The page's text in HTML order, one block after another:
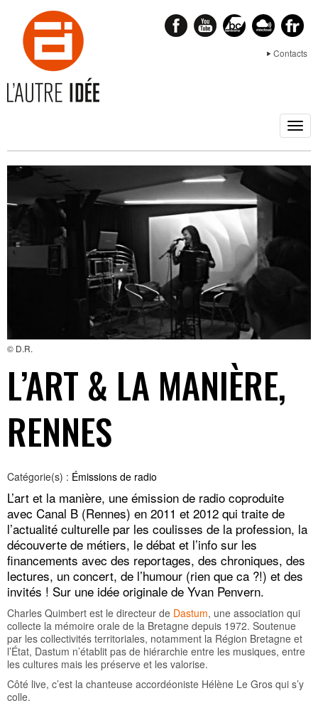
Contacts
© D.R.
L’ART & LA MANIÈRE,
RENNES
Catégorie(s) : Émissions de radio
L’art et la manière, une émission de radio coproduite
avec Canal B (Rennes) en 2011 et 2012 qui traite de
l’actualité culturelle par les coulisses de la profession, la
découverte de métiers, le débat et l’info sur les
financements avec des reportages, des chroniques, des
lectures, un concert, de l’humour (rien que ca ?!) et des
invités ! Sur une idée originale de Yvan Penvern.
Charles Quimbert est le directeur de Dastum, une association qui
collecte la mémoire orale de la Bretagne depuis 1972. Soutenue
par les collectivités territoriales, notamment la Région Bretagne et
l’État, Dastum n’établit pas de hiérarchie entre les musiques, entre
les cultures mais les préserve et les valorise.
Côté live, c’est la chanteuse accordéoniste Hélène Le Gros qui s’y
colle.